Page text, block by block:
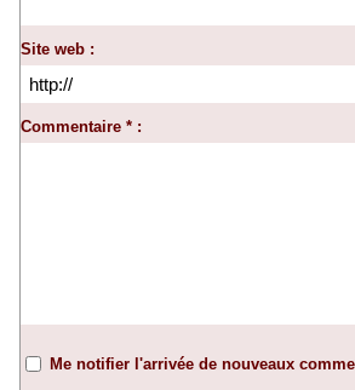
Site web :
Commentaire * :
Me notifier l'arrivée de nouveaux